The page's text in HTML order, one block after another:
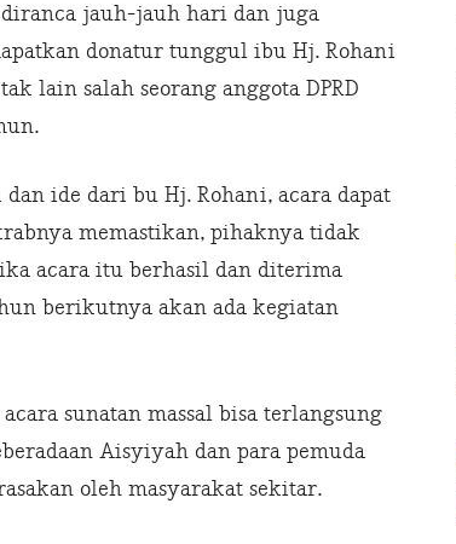
jauh-jauh hari dan juga
donatur tunggul ibu Hj. Rohani
lain salah seorang anggota DPRD
ide dari bu Hj. Rohani, acara dapat
memastikan, pihaknya tidak
acara itu berhasil dan diterima
berikutnya akan ada kegiatan
sunatan massal bisa terlangsung
Aisyiyah dan para pemuda
oleh masyarakat sekitar.